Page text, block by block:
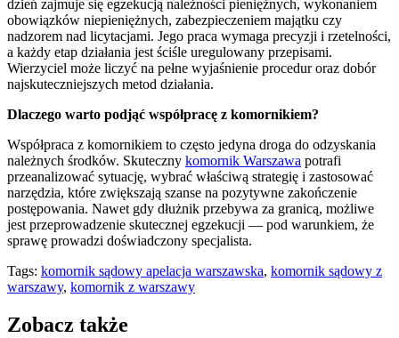
dzień zajmuje się egzekucją należności pieniężnych, wykonaniem
obowiązków niepieniężnych, zabezpieczeniem majątku czy
nadzorem nad licytacjami. Jego praca wymaga precyzji i rzetelności,
a każdy etap działania jest ściśle uregulowany przepisami.
Wierzyciel może liczyć na pełne wyjaśnienie procedur oraz dobór
najskuteczniejszych metod działania.
Dlaczego warto podjąć współpracę z komornikiem?
Współpraca z komornikiem to często jedyna droga do odzyskania
należnych środków. Skuteczny komornik Warszawa potrafi
przeanalizować sytuację, wybrać właściwą strategię i zastosować
narzędzia, które zwiększają szanse na pozytywne zakończenie
postępowania. Nawet gdy dłużnik przebywa za granicą, możliwe
jest przeprowadzenie skutecznej egzekucji — pod warunkiem, że
sprawę prowadzi doświadczony specjalista.
Tags: komornik sądowy apelacja warszawska, komornik sądowy z
warszawy, komornik z warszawy
Zobacz także